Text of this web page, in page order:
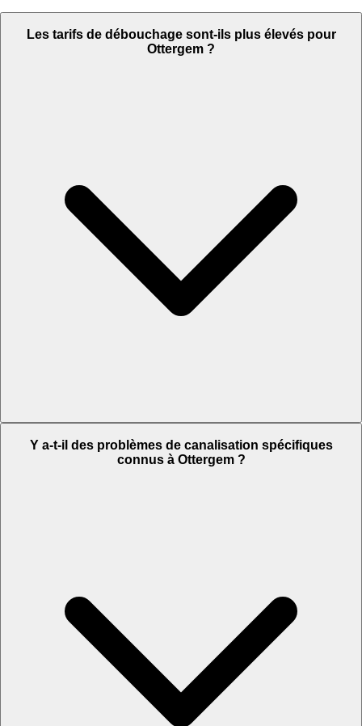
Les tarifs de débouchage sont-ils plus élevés pour
Ottergem ?
Y a-t-il des problèmes de canalisation spécifiques
connus à Ottergem ?